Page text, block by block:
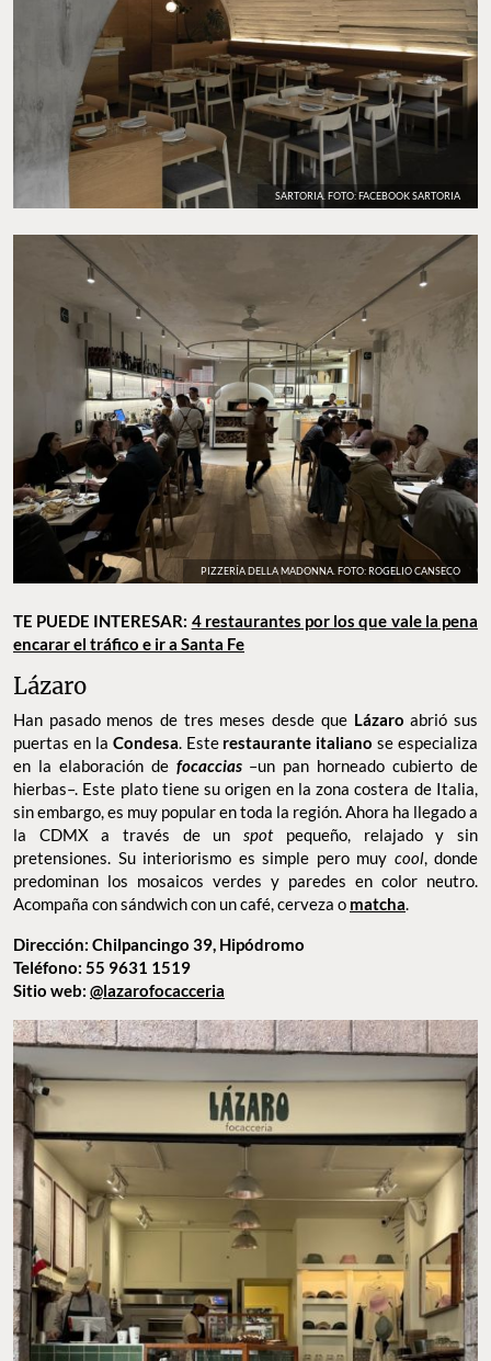
SARTORIA. FOTO: FACEBOOK SARTORIA
PIZZERÍA DELLA MADONNA. FOTO: ROGELIO CANSECO
TE PUEDE INTERESAR: 4 restaurantes por los que vale la pena
encarar el tráfico e ir a Santa Fe
Lázaro
Han pasado menos de tres meses desde que Lázaroabrió sus
puertas en la Condesa. Este restaurante italiano se especializa
en la elaboración de focaccias–un pan horneado cubierto de
hierbas–. Este plato tiene su origen en la zona costera de Italia,
sin embargo, es muy popular en toda la región. Ahora ha llegado a
la CDMX a través de unspotpequeño, relajado y sin
pretensiones. Su interiorismo es simple pero muy cool, donde
predominan los mosaicos verdes y paredes en color neutro.
Acompaña con sándwich con un café, cerveza o matcha.
Dirección: Chilpancingo 39, Hipódromo
Teléfono: 55 9631 1519
Sitio web:@lazarofocacceria